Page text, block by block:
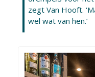
zegt Van Hooft.
wel wat van hen.’